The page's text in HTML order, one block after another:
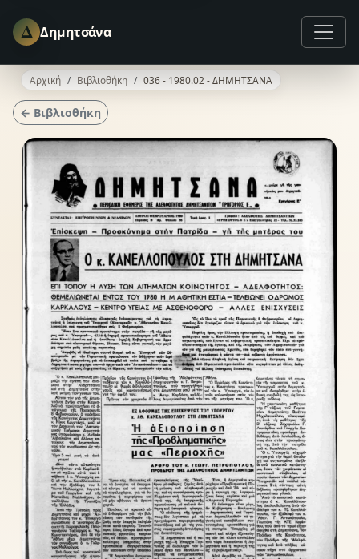
Δ Δημητσάνα
Αρχική Βιβλιοθήκη 036 - 1980.02 - ΔΗΜΗΤΣΑΝΑ
← Βιβλιοθήκη